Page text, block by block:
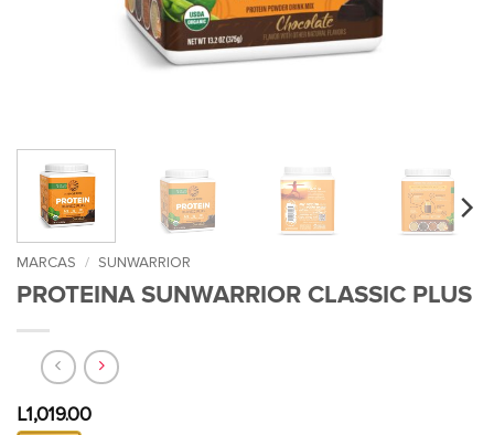
MARCAS / SUNWARRIOR
PROTEINA SUNWARRIOR CLASSIC PLUS
L1,019.00